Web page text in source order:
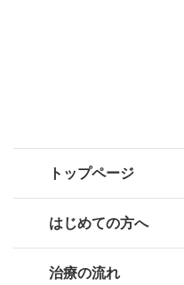
トップページ
はじめての方へ
治療の流れ